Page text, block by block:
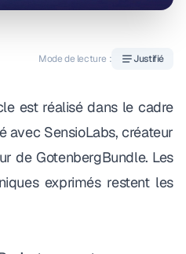
Mode de lecture : Justifié
est réalisé dans le cadre
avec SensioLabs, créateur
de GotenbergBundle. Les
exprimés restent les